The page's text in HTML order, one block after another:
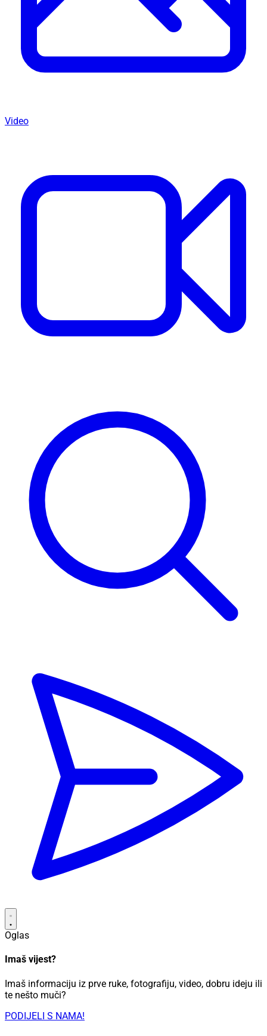
Video
Oglas
Imaš vijest?
Imaš informaciju iz prve ruke, fotografiju, video, dobru ideju ili
te nešto muči?
PODIJELI S NAMA!